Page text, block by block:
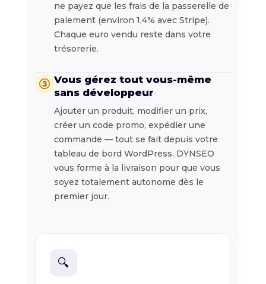
ne payez que les frais de la passerelle de
paiement (environ 1,4% avec Stripe).
Chaque euro vendu reste dans votre
trésorerie.
③ Vous gérez tout vous-même
sans développeur
Ajouter un produit, modifier un prix,
créer un code promo, expédier une
commande — tout se fait depuis votre
tableau de bord WordPress. DYNSEO
vous forme à la livraison pour que vous
soyez totalement autonome dès le
premier jour.
🔍